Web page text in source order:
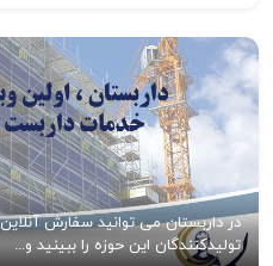
در داربستان می توانید سفارش
تولیدکنندگان این حوزه را ببینید و...